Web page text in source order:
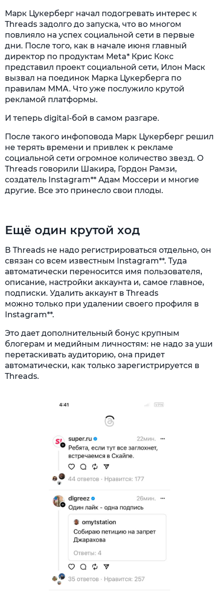
Марк Цукерберг начал подогревать интерес к
Threads задолго до запуска, что во многом
повлияло на успех социальной сети в первые
дни. После того, как в начале июня главный
директор по продуктам Meta* Крис Кокс
представил проект социальной сети, Илон Маск
вызвал на поединок Марка Цукерберга по
правилам ММА. Что уже послужило крутой
рекламой платформы.
И теперь digital-бой в самом разгаре.
После такого инфоповода Марк Цукерберг решил
не терять времени и привлек к рекламе
социальной сети огромное количество звезд. О
Threads говорили Шакира, Гордон Рамзи,
создатель Instagram** Адам Моссери и многие
другие. Все это принесло свои плоды.
Ещё один крутой ход
В Threads не надо регистрироваться отдельно, он
связан со всем известным Instagram**. Туда
автоматически переносится имя пользователя,
описание, настройки аккаунта и, самое главное,
подписки. Удалить аккаунт в Threads
можно только при удалении своего профиля в
Instagram**.
Это дает дополнительный бонус крупным
блогерам и медийным личностям: не надо за уши
перетаскивать аудиторию, она придет
автоматически, как только зарегистрируется в
Threads.